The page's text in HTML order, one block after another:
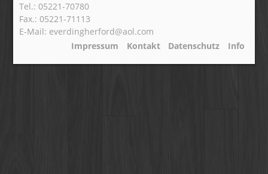
Tel.: 05221-70780
Fax.: 05221-71113
E-Mail: everdingherford@aol.com
Impressum
Kontakt Datenschutz Info